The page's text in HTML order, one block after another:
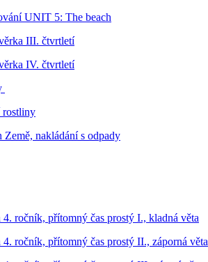
UNIT 5: The beach
III. čtvrtletí
IV. čtvrtletí
rostliny
nakládání s odpady
ročník, přítomný čas prostý I., kladná věta
ročník, přítomný čas prostý II., záporná věta